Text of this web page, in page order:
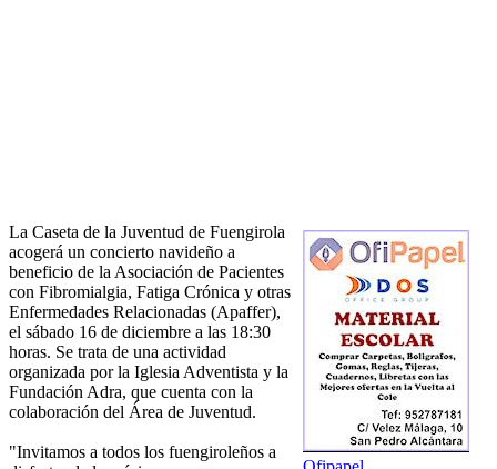
La Caseta de la Juventud de Fuengirola
acogerá un concierto navideño a
beneficio de la Asociación de Pacientes
con Fibromialgia, Fatiga Crónica y otras
Enfermedades Relacionadas (Apaffer),
el sábado 16 de diciembre a las 18:30
horas. Se trata de una actividad
organizada por la Iglesia Adventista y la
Fundación Adra, que cuenta con la
colaboración del Área de Juventud.
"Invitamos a todos los fuengiroleños a